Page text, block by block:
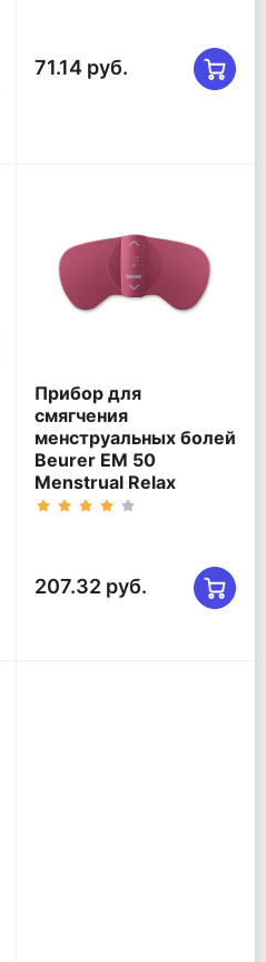
71.14 руб.
Прибор для
смягчения
менструальных болей
Beurer EM 50
Menstrual Relax
207.32 руб.